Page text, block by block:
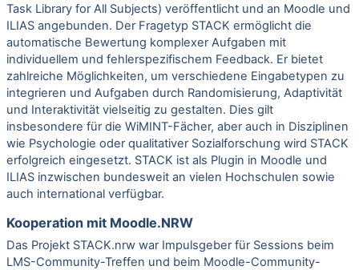
Task Library for All Subjects) veröffentlicht und an Moodle und
ILIAS angebunden. Der Fragetyp STACK ermöglicht die
automatische Bewertung komplexer Aufgaben mit
individuellem und fehlerspezifischem Feedback. Er bietet
zahlreiche Möglichkeiten, um verschiedene Eingabetypen zu
integrieren und Aufgaben durch Randomisierung, Adaptivität
und Interaktivität vielseitig zu gestalten. Dies gilt
insbesondere für die WiMINT-Fächer, aber auch in Disziplinen
wie Psychologie oder qualitativer Sozialforschung wird STACK
erfolgreich eingesetzt. STACK ist als Plugin in Moodle und
ILIAS inzwischen bundesweit an vielen Hochschulen sowie
auch international verfügbar.
Kooperation mit Moodle.NRW
Das Projekt STACK.nrw war Impulsgeber für Sessions beim
LMS-Community-Treffen und beim Moodle-Community-